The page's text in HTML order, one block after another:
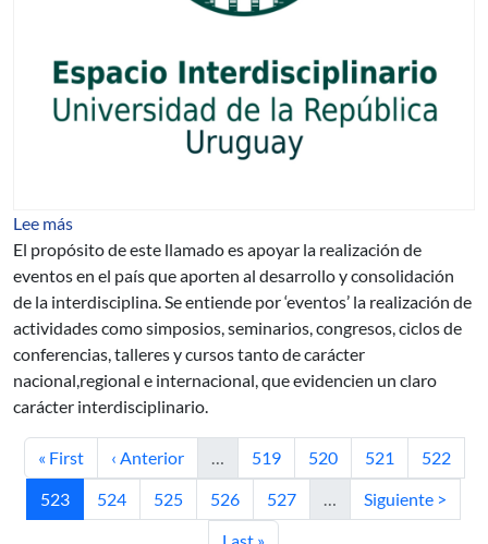
Lee mássobre Programa de apoyo a la realización de eventos
El propósito de este llamado es apoyar la realización de
eventos en el país que aporten al desarrollo y consolidación
de la interdisciplina. Se entiende por ‘eventos’ la realización de
actividades como simposios, seminarios, congresos, ciclos de
conferencias, talleres y cursos tanto de carácter
nacional,regional e internacional, que evidencien un claro
carácter interdisciplinario.
Primera página
« First Página anterior
‹ Anterior … Página
519 Página
520 Página
521 Página
522
Página actual
523 Página
524 Página
525 Página
526 Página
527 … Siguiente página
Siguiente >
Última página